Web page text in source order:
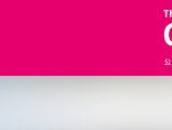
キ